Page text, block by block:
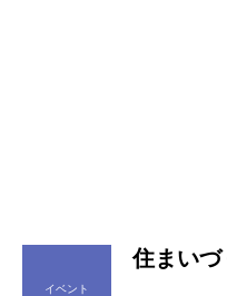
イベント
住まい